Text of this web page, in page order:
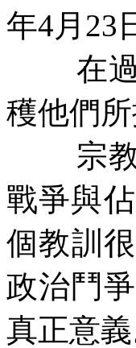
年4月 23
在
穫他們
宗
戰爭與
個教訓
政治鬥
真正意義